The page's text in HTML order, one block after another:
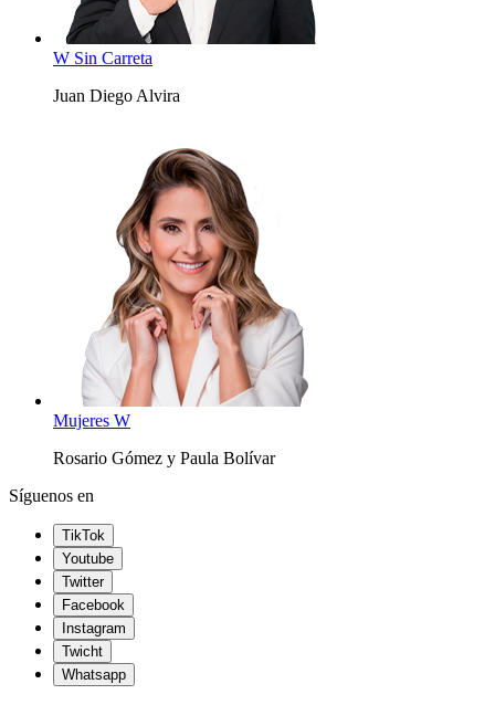
W Sin Carreta
Juan Diego Alvira
Mujeres W
Rosario Gómez y Paula Bolívar
Síguenos en
TikTok
Youtube
Twitter
Facebook
Instagram
Twicht
Whatsapp